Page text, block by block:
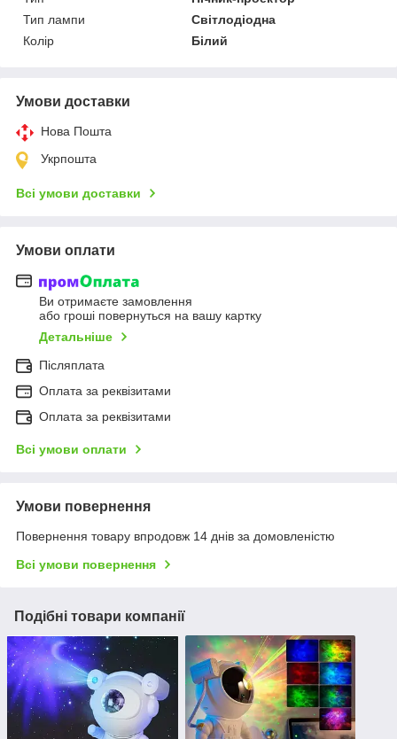
Тип лампи
Світлодіодна
Колір
Білий
Умови доставки
Нова Пошта
Укрпошта
Всі умови доставки
Умови оплати
Ви отримаєте замовлення
або гроші повернуться на вашу картку
Детальніше
Післяплата
Оплата за реквізитами
Оплата за реквізитами
Всі умови оплати
Умови повернення
Повернення товару впродовж 14 днів за домовленістю
Всі умови повернення
Подібні товари компанії